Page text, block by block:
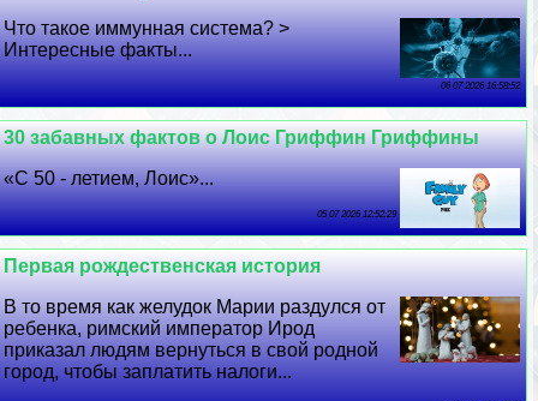
Что такое иммунная система? >
Интересные факты...
06 07 2026 16:58:52
30 забавных фактов о Лоис Гриффин Гриффины
«С 50 - летием, Лоис»...
05 07 2026 12:52:29
Первая рождественская история
В то время как желудок Марии раздулся от
ребенка, римский император Ирод
приказал людям вернуться в свой родной
город, чтобы заплатить налоги...